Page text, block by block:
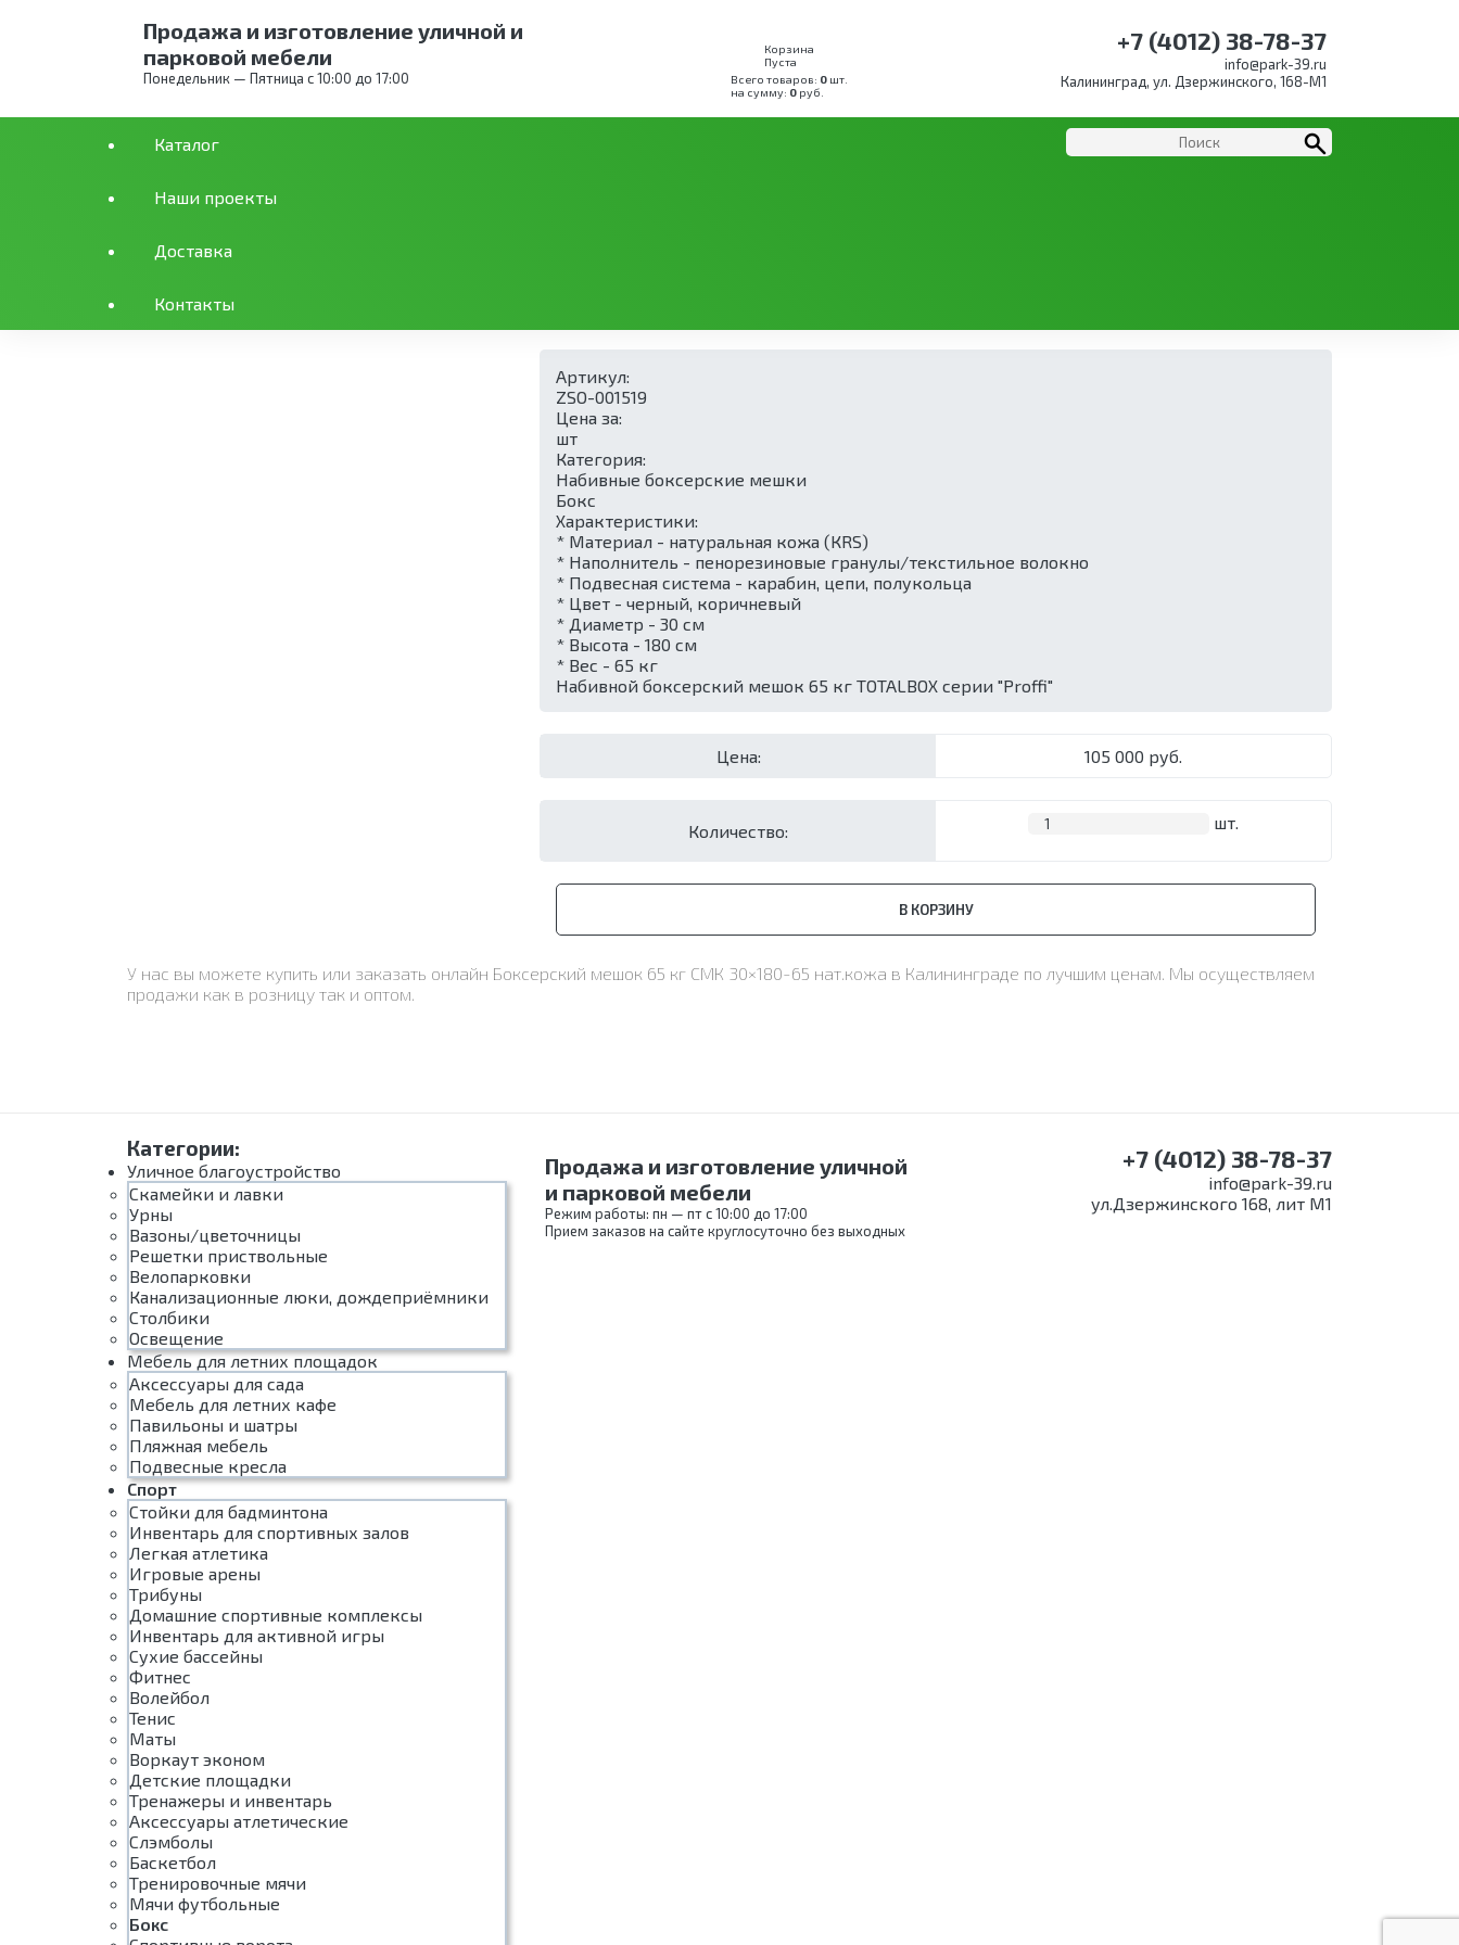
Продажа и изготовление уличной и
парковой мебели
Понедельник — Пятница с 10:00 до 17:00
Корзина
Пуста
Всего товаров: 0шт.
на сумму: 0руб.
+7 (4012) 38-78-37
info@park-39.ru
Калининград, ул. Дзержинского, 168-М1
Каталог
Наши проекты
Доставка
Контакты
Каталог
Артикул:
ZSO-001519
Цена за:
шт
Категория:
Набивные боксерские мешки
Бокс
Характеристики:
* Материал - натуральная кожа (КRS)
* Наполнитель - пенорезиновые гранулы/текстильное волокно
* Подвесная система - карабин, цепи, полукольца
* Цвет - черный, коричневый
* Диаметр - 30 см
* Высота - 180 см
* Вес - 65 кг
Набивной боксерский мешок 65 кг TOTALBOX серии "Proffi"
Цена: 105 000 руб.
Количество: шт.
В КОРЗИНУ
У нас вы можете купить или заказать онлайн Боксерский мешок 65 кг СМК 30×180-65 нат.кожа в Калининграде по лучшим ценам. Мы осуществляем
продажи как в розницу так и оптом.
Категории:
Уличное благоустройство
Скамейки и лавки
Урны
Вазоны/цветочницы
Решетки приствольные
Велопарковки
Канализационные люки, дождеприёмники
Столбики
Освещение
Мебель для летних площадок
Аксессуары для сада
Мебель для летних кафе
Павильоны и шатры
Пляжная мебель
Подвесные кресла
Спорт
Стойки для бадминтона
Инвентарь для спортивных залов
Легкая атлетика
Игровые арены
Трибуны
Домашние спортивные комплексы
Инвентарь для активной игры
Сухие бассейны
Фитнес
Волейбол
Тенис
Маты
Воркаут эконом
Детские площадки
Тренажеры и инвентарь
Аксессуары атлетические
Слэмболы
Баскетбол
Тренировочные мячи
Мячи футбольные
Бокс
Продажа и изготовление уличной
и парковой мебели
Режим работы: пн — пт с 10:00 до 17:00
Прием заказов на сайте круглосуточно без выходных
+7 (4012) 38-78-37
info@park-39.ru
ул.Дзержинского 168, лит М1